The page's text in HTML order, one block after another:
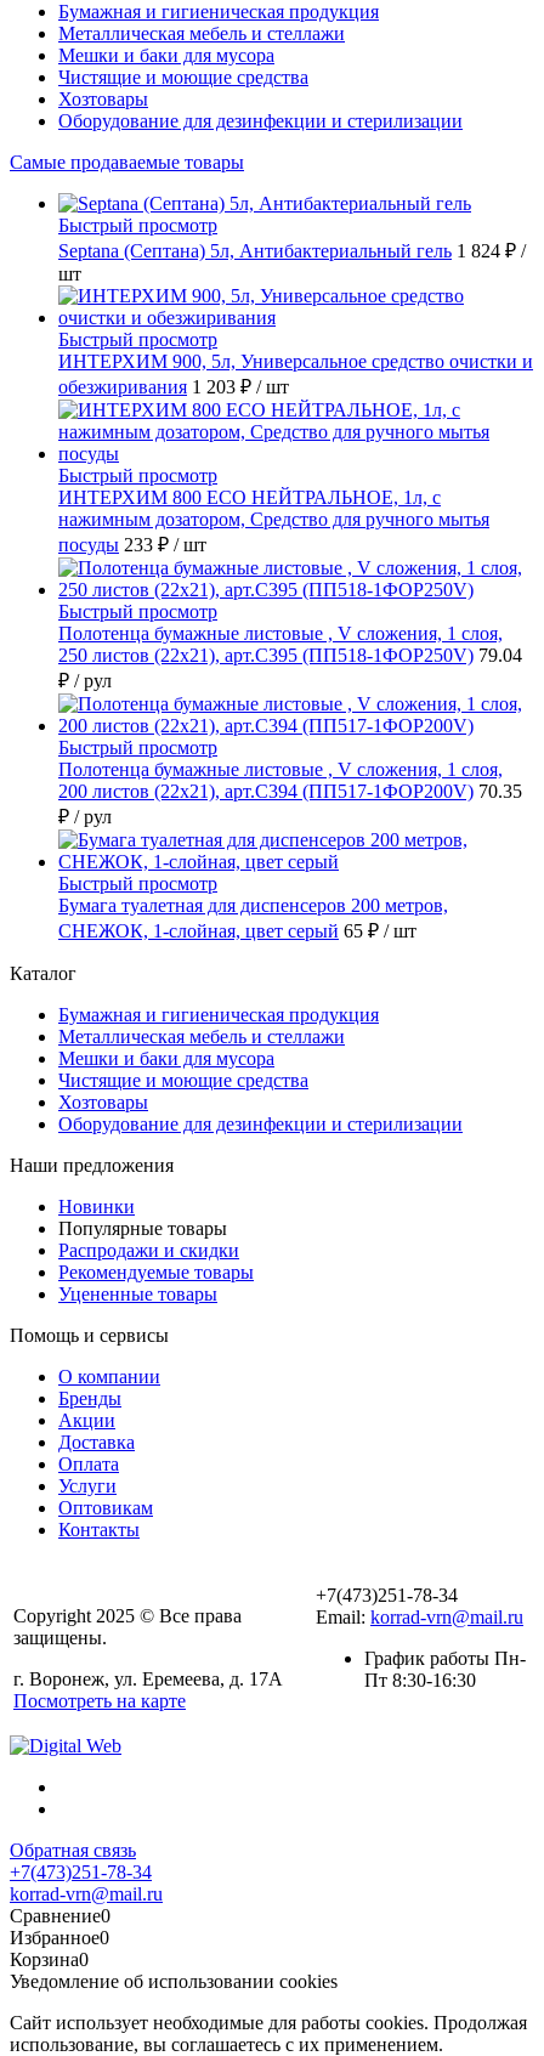
Бумажная и гигиеническая продукция
Металлическая мебель и стеллажи
Мешки и баки для мусора
Чистящие и моющие средства
Хозтовары
Оборудование для дезинфекции и стерилизации
Самые продаваемые товары
Быстрый просмотр
Septana (Септана) 5л, Антибактериальный гель 1 824 ₽ /
шт
Быстрый просмотр
ИНТЕРХИМ 900, 5л, Универсальное средство очистки и
обезжиривания 1 203 ₽ / шт
Быстрый просмотр
ИНТЕРХИМ 800 ECO НЕЙТРАЛЬНОЕ, 1л, с
нажимным дозатором, Средство для ручного мытья
посуды 233 ₽ / шт
Быстрый просмотр
Полотенца бумажные листовые , V сложения, 1 слоя,
250 листов (22х21), арт.С395 (ПП518-1ФОР250V) 79.04
₽ / рул
Быстрый просмотр
Полотенца бумажные листовые , V сложения, 1 слоя,
200 листов (22х21), арт.С394 (ПП517-1ФОР200V) 70.35
₽ / рул
Быстрый просмотр
Бумага туалетная для диспенсеров 200 метров,
СНЕЖОК, 1-слойная, цвет серый 65 ₽ / шт
Каталог
Бумажная и гигиеническая продукция
Металлическая мебель и стеллажи
Мешки и баки для мусора
Чистящие и моющие средства
Хозтовары
Оборудование для дезинфекции и стерилизации
Наши предложения
Новинки
Популярные товары
Распродажи и скидки
Рекомендуемые товары
Уцененные товары
Помощь и сервисы
О компании
Бренды
Акции
Доставка
Оплата
Услуги
Оптовикам
Контакты
Copyright 2025 © Все права
защищены.
г. Воронеж, ул. Еремеева, д. 17А
Посмотреть на карте
+7(473)251-78-34
Email: korrad-vrn@mail.ru
График работы Пн-
Пт 8:30-16:30
Обратная связь
+7(473)251-78-34
korrad-vrn@mail.ru
Сравнение0
Избранное0
Корзина0
Уведомление об использовании cookies
Сайт использует необходимые для работы cookies. Продолжая
использование, вы соглашаетесь с их применением.